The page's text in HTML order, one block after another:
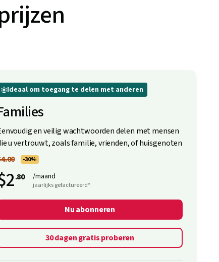
Ideaal om toegang te delen met anderen
en veilig wachtwoorden delen met mensen
u vertrouwt, zoals familie, vrienden, of huisgenoten
-30%
.80 /maand
jaarlijks gefactureerd*
Nu abonneren
30 dagen gratis proberen